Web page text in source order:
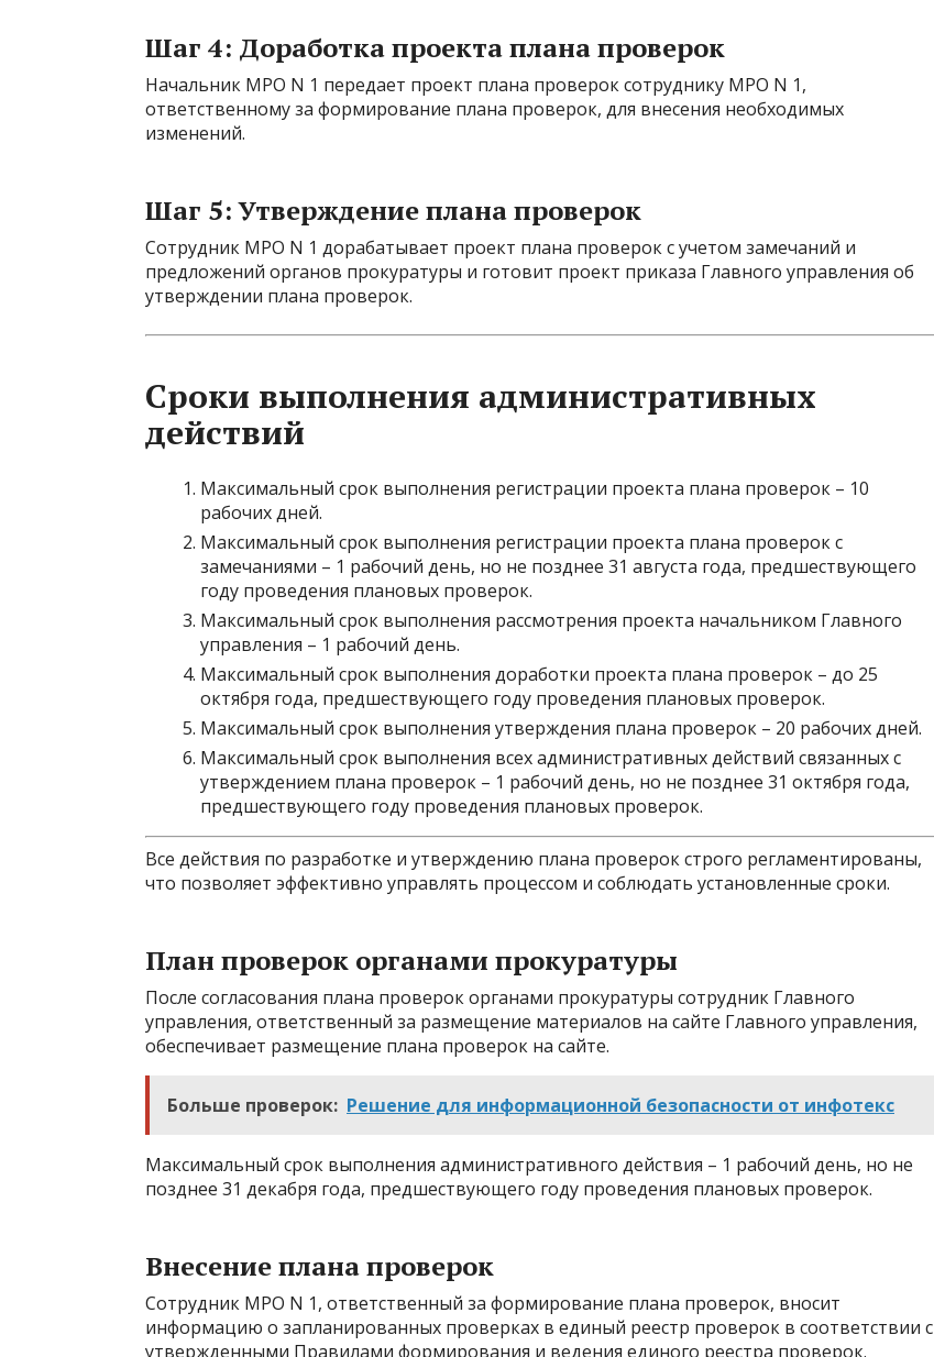
Шаг 4: Доработка проекта плана проверок
Начальник МРО N 1 передает проект плана проверок сотруднику МРО N 1,
ответственному за формирование плана проверок, для внесения необходимых
изменений.
Шаг 5: Утверждение плана проверок
Сотрудник МРО N 1 дорабатывает проект плана проверок с учетом замечаний и
предложений органов прокуратуры и готовит проект приказа Главного управления об
утверждении плана проверок.
Сроки выполнения административных
действий
Максимальный срок выполнения регистрации проекта плана проверок – 10
рабочих дней.
Максимальный срок выполнения регистрации проекта плана проверок с
замечаниями – 1 рабочий день, но не позднее 31 августа года, предшествующего
году проведения плановых проверок.
Максимальный срок выполнения рассмотрения проекта начальником Главного
управления – 1 рабочий день.
Максимальный срок выполнения доработки проекта плана проверок – до 25
октября года, предшествующего году проведения плановых проверок.
Максимальный срок выполнения утверждения плана проверок – 20 рабочих дней.
Максимальный срок выполнения всех административных действий связанных с
утверждением плана проверок – 1 рабочий день, но не позднее 31 октября года,
предшествующего году проведения плановых проверок.
Все действия по разработке и утверждению плана проверок строго регламентированы,
что позволяет эффективно управлять процессом и соблюдать установленные сроки.
План проверок органами прокуратуры
После согласования плана проверок органами прокуратуры сотрудник Главного
управления, ответственный за размещение материалов на сайте Главного управления,
обеспечивает размещение плана проверок на сайте.
Больше проверок: Решение для информационной безопасности от инфотекс
Максимальный срок выполнения административного действия – 1 рабочий день, но не
позднее 31 декабря года, предшествующего году проведения плановых проверок.
Внесение плана проверок
Сотрудник МРО N 1, ответственный за формирование плана проверок, вносит
информацию о запланированных проверках в единый реестр проверок в соответствии с
утвержденными Правилами формирования и ведения единого реестра проверок.